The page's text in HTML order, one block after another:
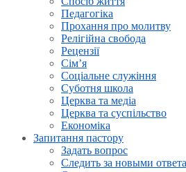
Педагогіка
Прохання про молитву
Релігійна свобода
Рецензії
Сім’я
Соціальне служіння
Суботня школа
Церква та медіа
Церква та суспільство
Економіка
Запитання пастору
Задать вопрос
Следить за новыми